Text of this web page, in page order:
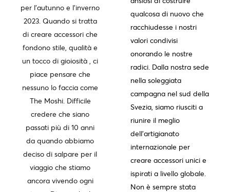
per l'autunno e l'inverno
2023. Quando si tratta
di creare accessori che
fondono stile, qualità e
un tocco di gioiosità , ci
piace pensare che
nessuno lo faccia come
The Moshi. Difficile
credere che siano
passati più di 10 anni
da quando abbiamo
deciso di salpare per il
viaggio che stiamo
ancora vivendo ogni
qualcosa di nuovo che
racchiudesse i nostri
valori condivisi
onorando le nostre
radici. Dalla nostra sede
nella soleggiata
campagna nel sud della
Svezia, siamo riusciti a
riunire il meglio
dell'artigianato
internazionale per
creare accessori unici e
ispirati a livello globale.
Non è sempre stata